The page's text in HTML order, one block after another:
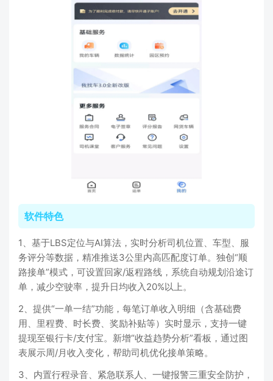
软件特色
1、基于LBS定位与AI算法，实时分析司机位置、车型、服
务评分等数据，精准推送3公里内高匹配度订单。独创“顺
路接单”模式，可设置回家/返程路线，系统自动规划沿途订
单，减少空驶率，提升日均收入20%以上。
2、提供“一单一结”功能，每笔订单收入明细（含基础费
用、里程费、时长费、奖励补贴等）实时显示，支持一键
提现至银行卡/支付宝。新增“收益趋势分析”看板，通过图
表展示周/月收入变化，帮助司机优化接单策略。
3、内置行程录音、紧急联系人、一键报警三重安全防护，